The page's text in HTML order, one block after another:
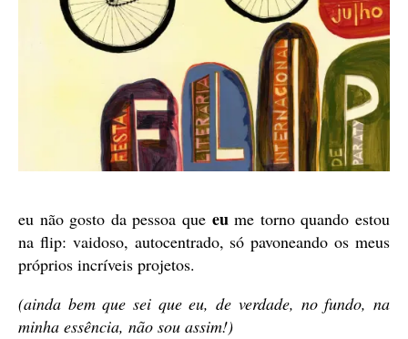
eu não gosto da pessoa que eume torno quando estou
na flip: vaidoso, autocentrado, só pavoneando os meus
próprios incríveis projetos.
(ainda bem que sei que eu, de verdade, no fundo, na
minha essência, não sou assim!)